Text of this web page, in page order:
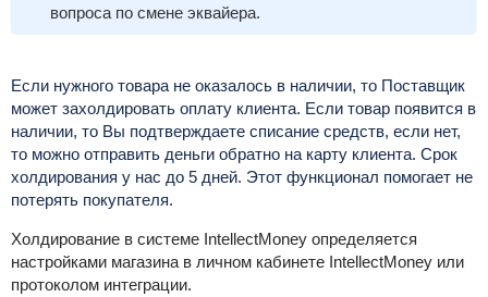
вопроса по смене эквайера.
Если нужного товара не оказалось в наличии, то Поставщик
может захолдировать оплату клиента. Если товар появится в
наличии, то Вы подтверждаете списание средств, если нет,
то можно отправить деньги обратно на карту клиента. Срок
холдирования у нас до 5 дней. Этот функционал помогает не
потерять покупателя.
Холдирование в системе IntellectMoney определяется
настройками магазина в личном кабинете IntellectMoney или
протоколом интеграции.